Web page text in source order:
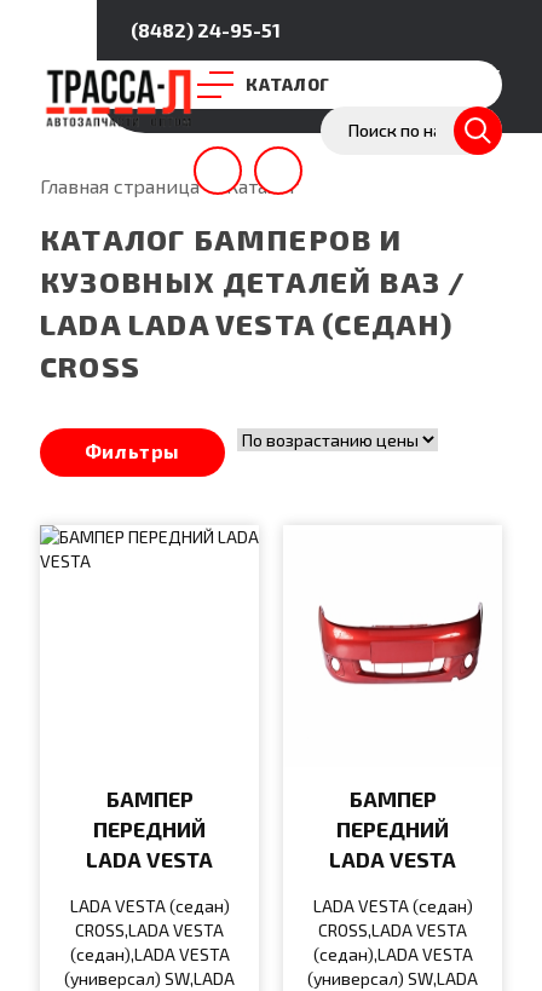
(8482) 24-95-51
Покупателям О нас
КАТАЛОГ
Главная страница—Каталог
КАТАЛОГ БАМПЕРОВ И
КУЗОВНЫХ ДЕТАЛЕЙ ВАЗ /
LADA LADA VESTA (СЕДАН)
CROSS
Фильтры
БАМПЕР
ПЕРЕДНИЙ
LADA VESTA
LADA VESTA (седан)
CROSS,LADA VESTA
(седан),LADA VESTA
(универсал) SW,LADA
БАМПЕР
ПЕРЕДНИЙ
LADA VESTA
LADA VESTA (седан)
CROSS,LADA VESTA
(седан),LADA VESTA
(универсал) SW,LADA